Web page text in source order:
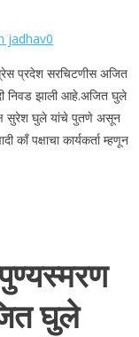
jadhav0
प्रदेश सरचिटणीस अजित
निवड झाली आहे.अजित घुले
सुरेश घुले यांचे पुतणे असून
पक्षाचा कार्यकर्ता म्हणून
घुले